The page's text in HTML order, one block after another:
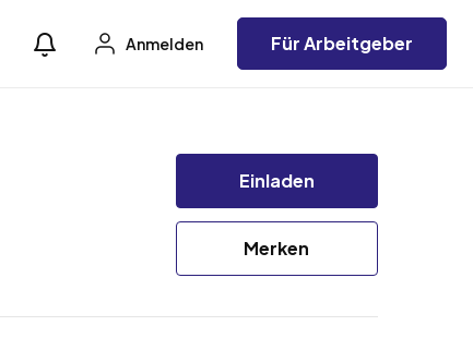
Anmelden Für Arbeitgeber
Einladen
Merken